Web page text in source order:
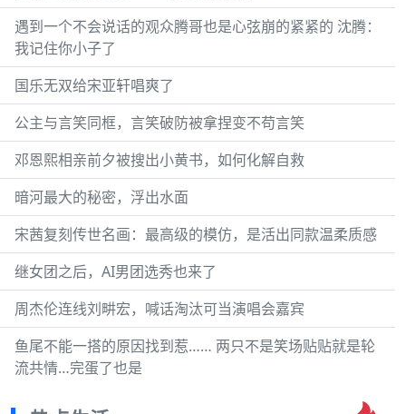
遇到一个不会说话的观众腾哥也是心弦崩的紧紧的 沈腾：
我记住你小子了
国乐无双给宋亚轩唱爽了
公主与言笑同框，言笑破防被拿捏变不苟言笑
邓恩熙相亲前夕被搜出小黄书，如何化解自救
暗河最大的秘密，浮出水面
宋茜复刻传世名画：最高级的模仿，是活出同款温柔质感
继女团之后，AI男团选秀也来了
周杰伦连线刘畊宏，喊话淘汰可当演唱会嘉宾
鱼尾不能一搭的原因找到惹…… 两只不是笑场贴贴就是轮
流共情…完蛋了也是